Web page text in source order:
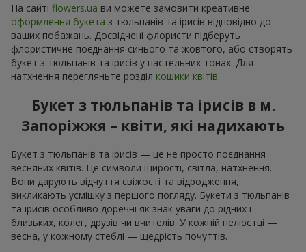
На сайті flowers.ua ви можете замовити креативне
оформлення букета з тюльпанів та ірисів відповідно до
ваших побажань. Досвідчені флористи підберуть
флористичне поєднання синього та жовтого, або створять
букет з тюльпанів та ірисів у пастельних тонах. Для
натхнення перегляньте розділ кошики квітів.
Букет з тюльпанів та ірисів в м.
Запоріжжя – квіти, які надихають
Букет з тюльпанів та ірисів — це не просто поєднання
весняних квітів. Це символи щирості, світла, натхнення.
Вони дарують відчуття свіжості та відродження,
викликають усмішку з першого погляду. Букети з тюльпанів
та ірисів особливо доречні як знак уваги до рідних і
близьких, колег, друзів чи вчителів. У кожній пелюстці —
весна, у кожному стеблі — щедрість почуттів.